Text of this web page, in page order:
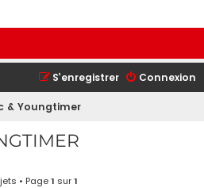
Connexion
S’enregistrer
& Youngtimer
• Page1 sur1